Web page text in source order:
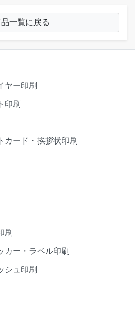
一覧に戻る
ヤー印刷
印刷
カード・挨拶状印刷
刷
カー・ラベル印刷
シュ印刷